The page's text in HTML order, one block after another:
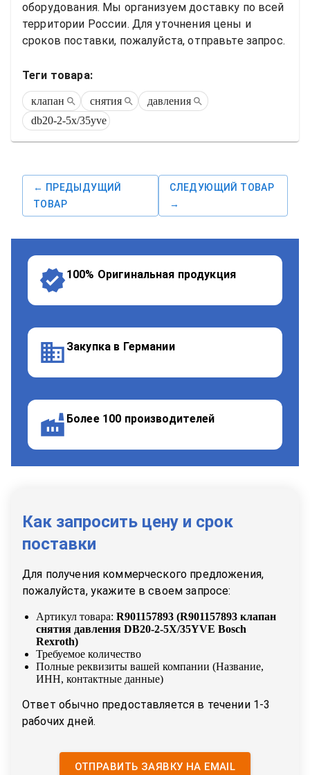
оборудования. Мы организуем доставку по всей
территории России. Для уточнения цены и
сроков поставки, пожалуйста, отправьте запрос.
Теги товара:
клапан снятия
давления
db20-2-5x/35yve
← ПРЕДЫДУЩИЙ
ТОВАР
СЛЕДУЮЩИЙ ТОВАР
→
100% Оригинальная продукция
Закупка в Германии
Более 100 производителей
Как запросить цену и срок
поставки
Для получения коммерческого предложения,
пожалуйста, укажите в своем запросе:
Артикул товара: R901157893 (R901157893 клапан
снятия давления DB20-2-5X/35YVE Bosch
Rexroth)
Требуемое количество
Полные реквизиты вашей компании (Название,
ИНН, контактные данные)
Ответ обычно предоставляется в течении 1-3
рабочих дней.
ОТПРАВИТЬ ЗАЯВКУ НА EMAIL